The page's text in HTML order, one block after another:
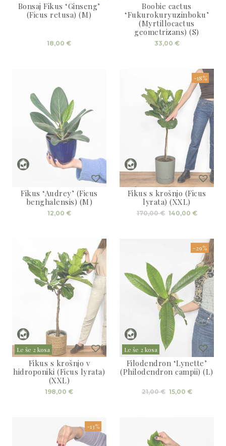
Bonsaj Fikus ‘Ginseng’
(Ficus retusa) (M)
18,00 €
Boobie cactus
‘Fukurokuryuzinboku’
(Myrtillocactus
geometrizans) (S)
33,00 €
Fikus ‘Audrey’ (Ficus
benghalensis) (M)
12,00 €
-18%
Fikus s krošnjo (Ficus
lyrata) (XXL)
170,00€ Izvirna
cena
140,00 €
Le še 2 kosa
Fikus s krošnjo v
hidroponiki (Ficus lyrata)
(XXL)
198,00 €
Le še 2 kosa
-29%
Filodendron ‘Lynette’
(Philodendron campii) (L)
21,00€ Izvirna
cena
15,00 €Trenutna
-13%